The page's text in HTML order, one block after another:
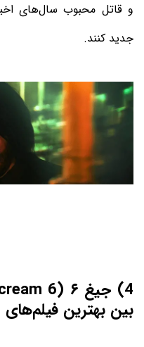
و قاتل محبوب سال‌های
جدید کنند.
بین بهترین فیلم‌های ۲۰۲۳